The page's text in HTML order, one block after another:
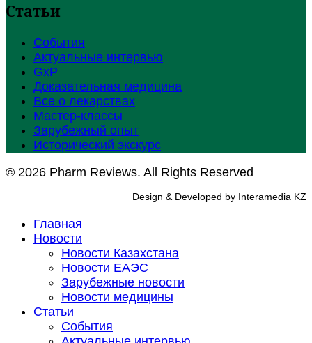
Статьи
События
Актуальные интервью
GxP
Доказательная медицина
Все о лекарствах
Мастер-классы
Зарубежный опыт
Исторический экскурс
© 2026 Pharm Reviews. All Rights Reserved
Design & Developed by Interamedia KZ
Главная
Новости
Новости Казахстана
Новости ЕАЭС
Зарубежные новости
Новости медицины
Статьи
События